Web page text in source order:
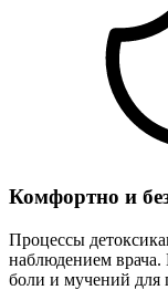
Комфортно и
Процессы
наблюдением врача.
боли и мучений для